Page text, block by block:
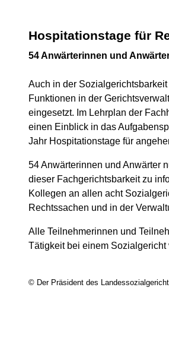
Hospitationstage für
54 Anwärterinnen und
Auch in der
Funktionen in der
eingesetzt. Im Lehrplan der
einen Einblick in das
Jahr Hospitationstage für
54 Anwärterinnen und Anwärter
dieser Fachgerichtsbarkeit zu
Kollegen an allen acht
Rechtssachen und in der
Alle Teilnehmerinnen und
Tätigkeit bei einem Sozialgericht
© Der Präsident des